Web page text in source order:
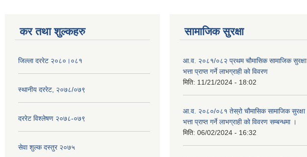
कर तथा शुल्कहरु
जिल्ला दररेट २०८०।०८१
स्थानीय दररेट, २०७८/०७९
दररेट विश्लेषण २०७८-०७९
सेवा शुल्क दस्तुर २०७५
सामाजिक सुरक्षा
आ.व. २०८१/०८२ प्रथम चौमासिक सामाजिक सुरक्षा
भत्ता प्राप्त गर्ने लाभग्राही को विवरण
मिति: 11/21/2024 - 18:02
आ.व. २०८०/०८१ तेस्रो चौमासिक सामाजिक सुरक्षा
भत्ता प्राप्त गर्ने लाभग्राही को विवरण सम्बन्धमा ।
मिति: 06/02/2024 - 16:32